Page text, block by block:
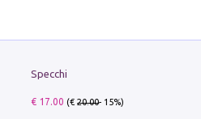
Specchi
€ 17.00 (€20.00- 15%)